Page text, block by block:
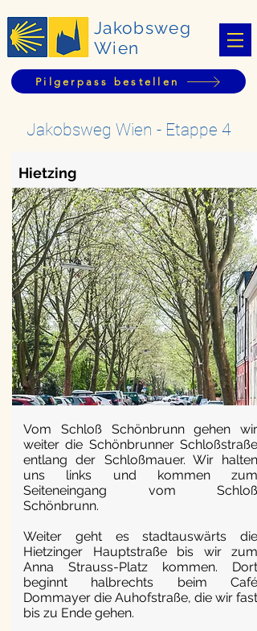
Jakobsweg
Wien
Pilgerpass bestellen
Jakobsweg Wien - Etappe 4
Hietzing
Vom Schloß Schönbrunn gehen wir
weiter die Schönbrunner Schloßstraße
entlang der Schloßmauer. Wir halten
uns links und kommen zum
Seiteneingang vom Schloß
Schönbrunn.
Weiter geht es stadtauswärts die
Hietzinger Hauptstraße bis wir zum
Anna Strauss-Platz kommen. Dort
beginnt halbrechts beim Café
Dommayer die Auhofstraße, die wir fast
bis zu Ende gehen.